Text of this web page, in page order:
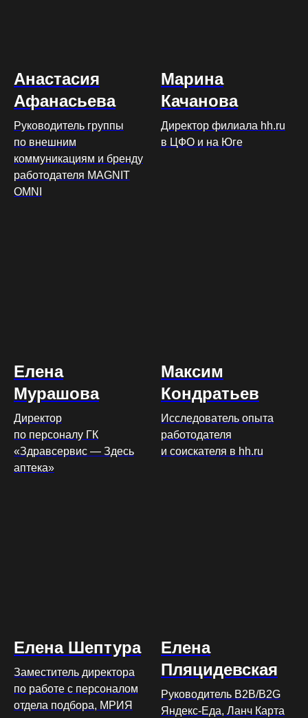
Анастасия
Афанасьева
Руководитель группы
по внешним
коммуникациям и бренду
работодателя MAGNIT
OMNI
Марина
Качанова
Директор филиала hh.ru
в ЦФО и на Юге
Елена
Мурашова
Директор
по персоналу ГК
«Здравсервис — Здесь
аптека»
Максим
Кондратьев
Исследователь опыта
работодателя
и соискателя в hh.ru
Елена Шептура
Заместитель директора
по работе с персоналом
отдела подбора, МРИЯ
Елена
Пляцидевская
Руководитель В2В/B2G
Яндекс-Еда, Ланч Карта